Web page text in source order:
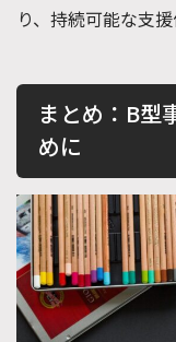
り、持続可能な支
まとめ：B型
めに